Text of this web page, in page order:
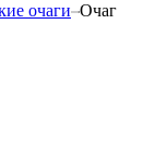
очаги Очаг